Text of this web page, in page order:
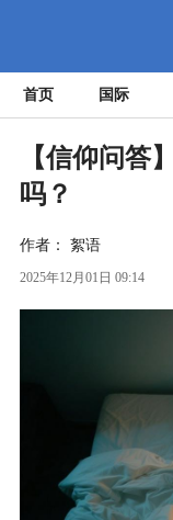
首页 国际
【信仰问答
吗？
作者： 絮语
2025年12月01日 09:14